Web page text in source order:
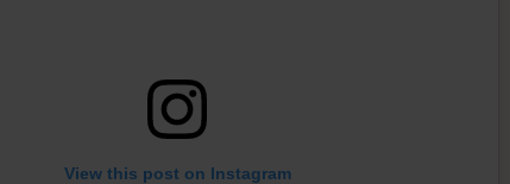
View this post on Instagram